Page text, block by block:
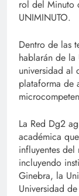
rol del Minuto
UNIMINUTO.
Dentro de las
hablarán de
universidad al
plataforma de
La Red Dg2
académica
influyentes
incluyendo
Ginebra, la
Universidad